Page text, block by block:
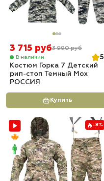
3 715 руб3 990 руб
В наличии
5
Костюм Горка 7 Детский
рип-стоп Темный Мох
РОССИЯ
Купить
-8%